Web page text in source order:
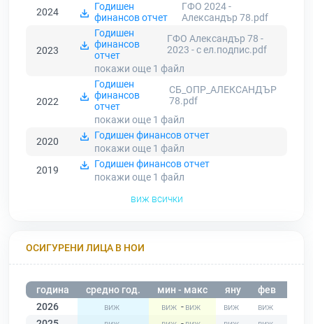
2024
Годишен
финансов отчет
ГФО 2024 -
Александър 78.pdf
2023
Годишен
финансов
отчет
ГФО Александър 78 -
2023 - с ел.подпис.pdf
покажи още 1 файл
2022
Годишен
финансов
отчет
СБ_ОПР_АЛЕКСАНДЪР
78.pdf
покажи още 1 файл
2020
Годишен финансов отчет
покажи още 1 файл
2019
Годишен финансов отчет
покажи още 1 файл
виж всички
ОСИГУРЕНИ ЛИЦА В НОИ
година средно год. мин - макс яну фев
2026
-